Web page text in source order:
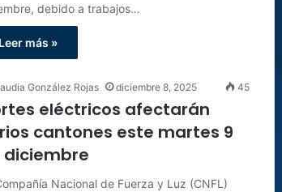
debido a trabajos…
Leer más »
González Rojas diciembre 8, 2025 45
eléctricos afectarán
cantones este martes 9
diciembre
Nacional de Fuerza y Luz (CNFL)